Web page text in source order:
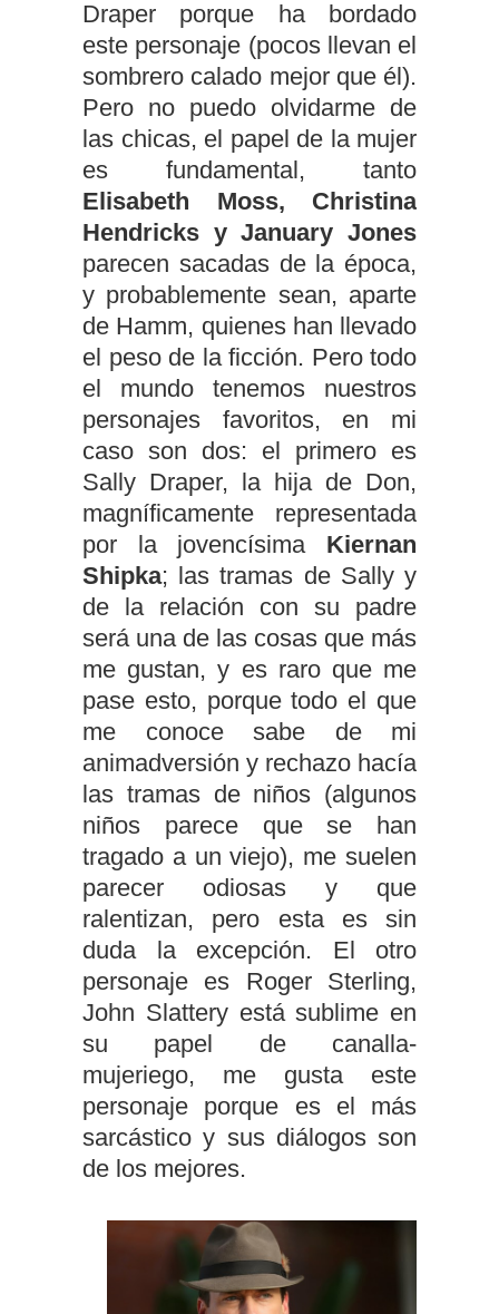
Draper porque ha bordado
este personaje (pocos llevan el
sombrero calado mejor que él).
Pero no puedo olvidarme de
las chicas, el papel de la mujer
es fundamental, tanto
Elisabeth Moss, Christina
Hendricks y January Jones
parecen sacadas de la época,
y probablemente sean, aparte
de Hamm, quienes han llevado
el peso de la ficción. Pero todo
el mundo tenemos nuestros
personajes favoritos, en mi
caso son dos: el primero es
Sally Draper, la hija de Don,
magníficamente representada
por la jovencísima Kiernan
Shipka; las tramas de Sally y
de la relación con su padre
será una de las cosas que más
me gustan, y es raro que me
pase esto, porque todo el que
me conoce sabe de mi
animadversión y rechazo hacía
las tramas de niños (algunos
niños parece que se han
tragado a un viejo), me suelen
parecer odiosas y que
ralentizan, pero esta es sin
duda la excepción. El otro
personaje es Roger Sterling,
John Slattery está sublime en
su papel de canalla-
mujeriego, me gusta este
personaje porque es el más
sarcástico y sus diálogos son
de los mejores.